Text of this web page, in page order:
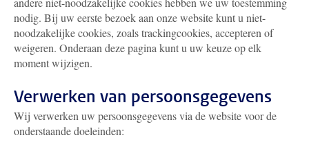
nodig. Bij uw eerste bezoek aan onze website kunt u niet-
noodzakelijke cookies, zoals trackingcookies, accepteren of
weigeren. Onderaan deze pagina kunt u uw keuze op elk
moment wijzigen.
Verwerken van persoonsgegevens
Wij verwerken uw persoonsgegevens via de website voor de
onderstaande doeleinden: